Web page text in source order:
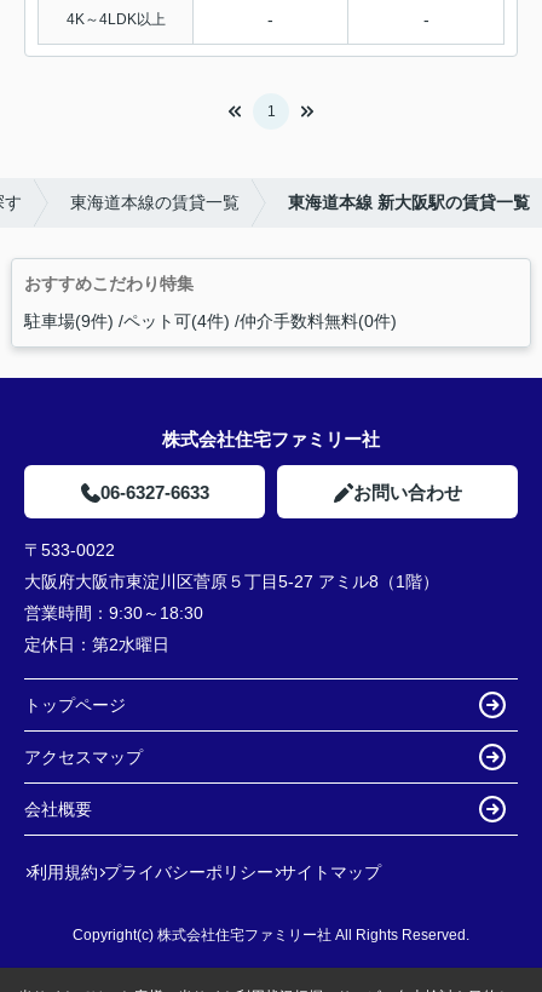
4K～4LDK以上 - -
1
す 東海道本線の賃貸一覧 東海道本線 新大阪駅の賃貸一覧
おすすめこだわり特集
駐車場(9件) ペット可(4件) 仲介手数料無料(0件)
株式会社住宅ファミリー社
06-6327-6633 お問い合わせ
〒533-0022
大阪府大阪市東淀川区菅原５丁目5-27 アミル8（1階）
営業時間： 9:30～18:30
定休日： 第2水曜日
トップページ
アクセスマップ
会社概要
利用規約 プライバシーポリシー サイトマップ
Copyright(c) 株式会社住宅ファミリー社 All Rights Reserved.